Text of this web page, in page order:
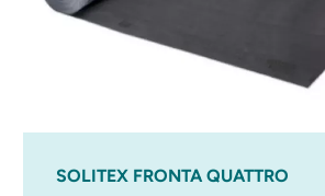
SOLITEX FRONTA QUATTRO